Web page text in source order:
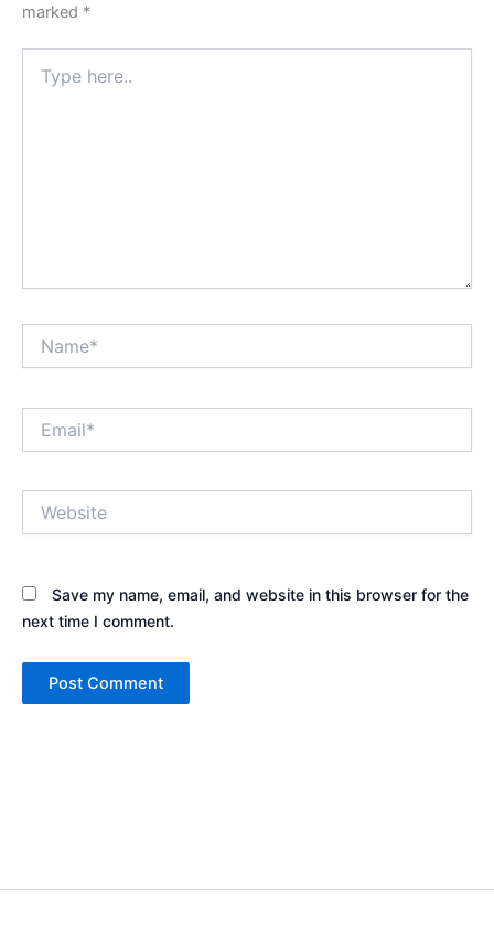
marked *
here..
Save my name, email, and website in this browser for the
next time I comment.